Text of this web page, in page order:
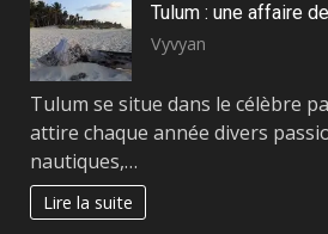
Tulum : une affaire
Vyvyan
Tulum se situe dans le célèbre
attire chaque année divers
nautiques,…
Lire la suite